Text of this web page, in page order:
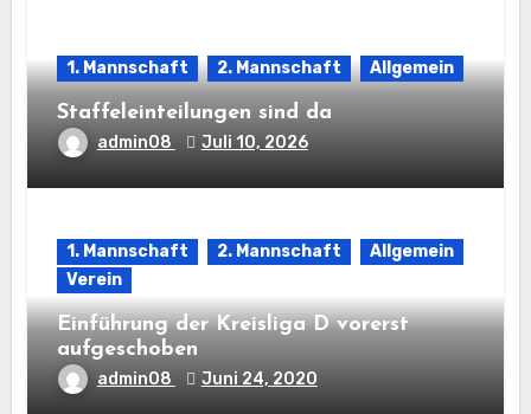
1. Mannschaft 2. Mannschaft Allgemein
Staffeleinteilungen sind da
admin08 Juli 10, 2026
1. Mannschaft 2. Mannschaft
Allgemein
Verein
Einführung der Kreisliga D vorerst
aufgeschoben
admin08 Juni 24, 2020